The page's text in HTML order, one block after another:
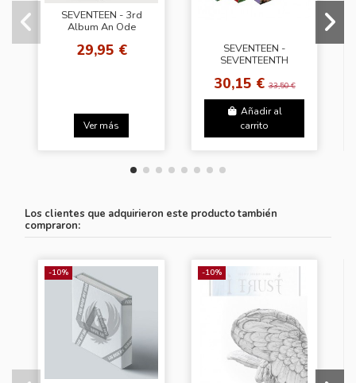
SEVENTEEN - 3rd
Album An Ode
29,95 €
Ver más
SEVENTEEN -
SEVENTEENTH
Ver.]
30,15 €33,50 €
Añadir al
carrito
Los clientes que adquirieron este producto también
compraron:
-10% -10%